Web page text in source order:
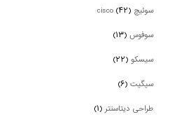
سوئیچ cisco (۴۲)
سوفوس(۱۳)
سیسکو(۲۲)
سیگیت(۶)
طراحی دیتاسنتر(۱)